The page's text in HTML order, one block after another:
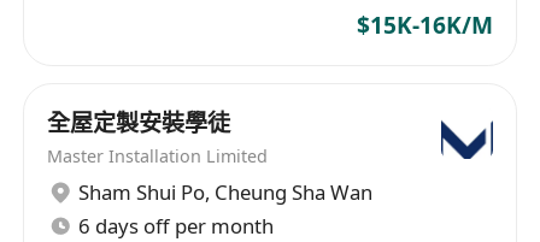
$15K-16K/M
全屋定製安裝學徒
Master Installation Limited
Sham Shui Po, Cheung Sha Wan
6 days off per month